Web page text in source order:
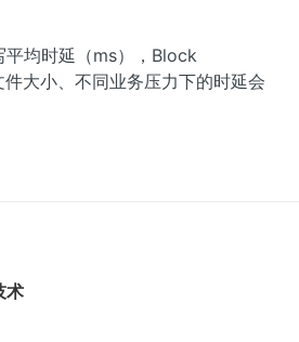
平均时延（ms），Block
大小、不同业务压力下的时延会
术